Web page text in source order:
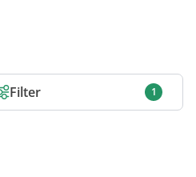
Filter 1